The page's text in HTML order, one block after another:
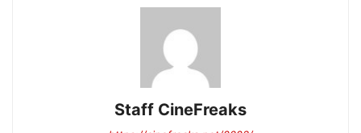
Staff CineFreaks